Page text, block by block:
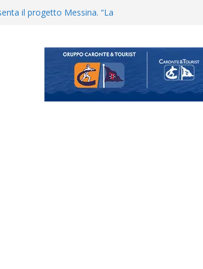
il terzino Matteo Guerriero
ma non chi siamo”
bocciato il Fasano,
e Kamarat restano in
si alzano i ritmi tra lavoro